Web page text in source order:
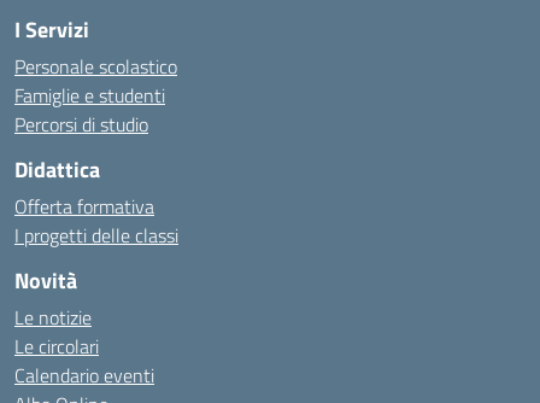
I Servizi
Personale scolastico
Famiglie e studenti
Percorsi di studio
Didattica
Offerta formativa
I progetti delle classi
Novità
Le notizie
Le circolari
Calendario eventi